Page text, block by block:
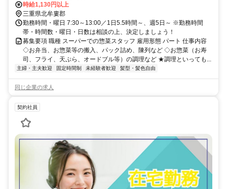
時給1,130円以上
三重県北牟婁郡
勤務時間・曜日 7:30～13:00／1日5.5時間～、週5日～ ※勤務時間
帯・時間数・曜日・日数は相談の上、決定しましょう！
募集要項 職種 スーパーでの惣菜スタッフ 雇用形態 パート 仕事内容
◇お弁当、お惣菜等の搬入、パック詰め、陳列など ◇お惣菜（お寿
司、フライ、天ぷら、オードブル等）の調理など ★調理といっても...
主婦・主夫歓迎 固定時間制 未経験者歓迎 髪型・髪色自由
同じ企業の求人
契約社員